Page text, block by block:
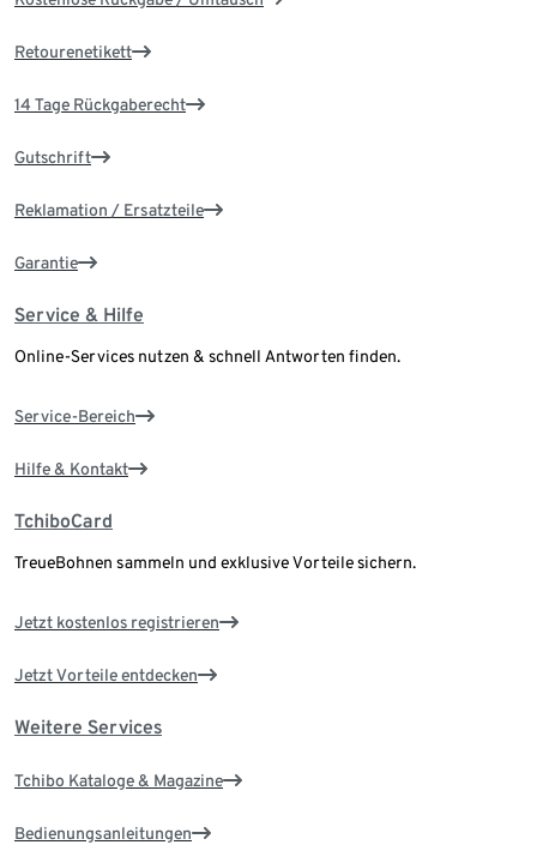
Retourenetikett
14 Tage Rückgaberecht
Gutschrift
Reklamation / Ersatzteile
Garantie
Service & Hilfe
Online-Services nutzen & schnell Antworten finden.
Service-Bereich
Hilfe & Kontakt
TchiboCard
TreueBohnen sammeln und exklusive Vorteile sichern.
Jetzt kostenlos registrieren
Jetzt Vorteile entdecken
Weitere Services
Tchibo Kataloge & Magazine
Bedienungsanleitungen